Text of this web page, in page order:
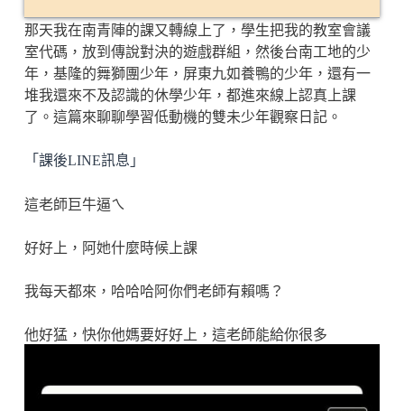
那天我在南青陣的課又轉線上了，學生把我的教室會議
室代碼，放到傳說對決的遊戲群組，然後台南工地的少
年，基隆的舞獅團少年，屏東九如養鴨的少年，還有一
堆我還來不及認識的休學少年，都進來線上認真上課
了。這篇來聊聊學習低動機的雙未少年觀察日記。
「課後LINE訊息」
這老師巨牛逼ㄟ
好好上，阿她什麼時候上課
我每天都來，哈哈哈阿你們老師有賴嗎？
他好猛，快你他媽要好好上，這老師能給你很多